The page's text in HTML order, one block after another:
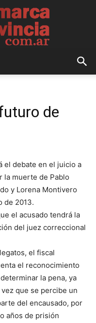
de
el debate en el juicio a
la muerte de Pablo
y Lorena Montivero
de 2013.
el acusado tendrá la
del juez correccional
el fiscal
el reconocimiento
la pena, ya
que se percibe un
del encausado, por
años de prisión